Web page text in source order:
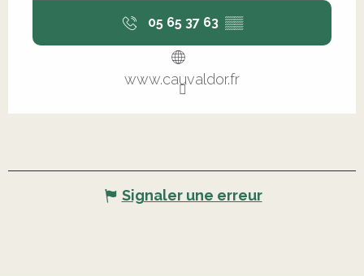
05 65 37 63 ▒▒
www.cauvaldor.fr
Signaler une erreur